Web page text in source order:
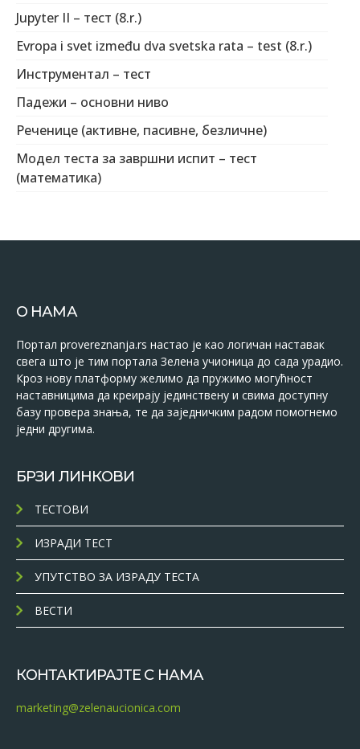
Jupyter II – тест (8.r.)
Evropa i svet između dva svetska rata – test (8.r.)
Инструментал – тест
Падежи – основни ниво
Реченице (активне, пасивне, безличне)
Модел теста за завршни испит – тест
(математика)
О НАМА
Портал provereznanja.rs настао је као логичан наставак
свега што је тим портала Зелена учионица до сада урадио.
Кроз нову платформу желимо да пружимо могућност
наставницима да креирају јединствену и свима доступну
базу провера знања, те да заједничким радом помогнемо
једни другима.
БРЗИ ЛИНКОВИ
ТЕСТОВИ
ИЗРАДИ ТЕСТ
УПУТСТВО ЗА ИЗРАДУ ТЕСТА
ВЕСТИ
КОНТАКТИРАЈТЕ С НАМА
marketing@zelenaucionica.com